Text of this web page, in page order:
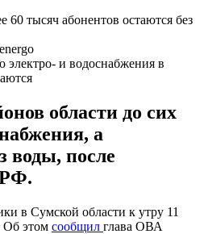
электро- и водоснабжения в
области до сих
а
воды, после
РФ.
в Сумской области к утру 11
Об этом сообщил глава ОВА